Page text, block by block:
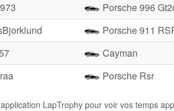
Porsche 996
Porsche 911
Cayman
Porsche Rsr
LapTrophy pour voir vos temps